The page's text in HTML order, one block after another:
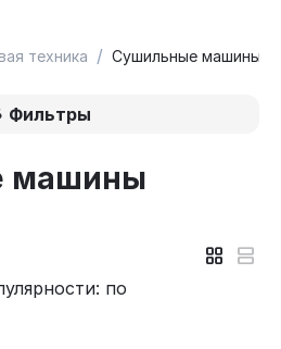
техника / Сушильные машины
Фильтры
машины
по